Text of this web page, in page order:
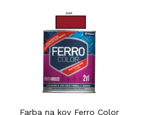
Farba na kov Ferro Color